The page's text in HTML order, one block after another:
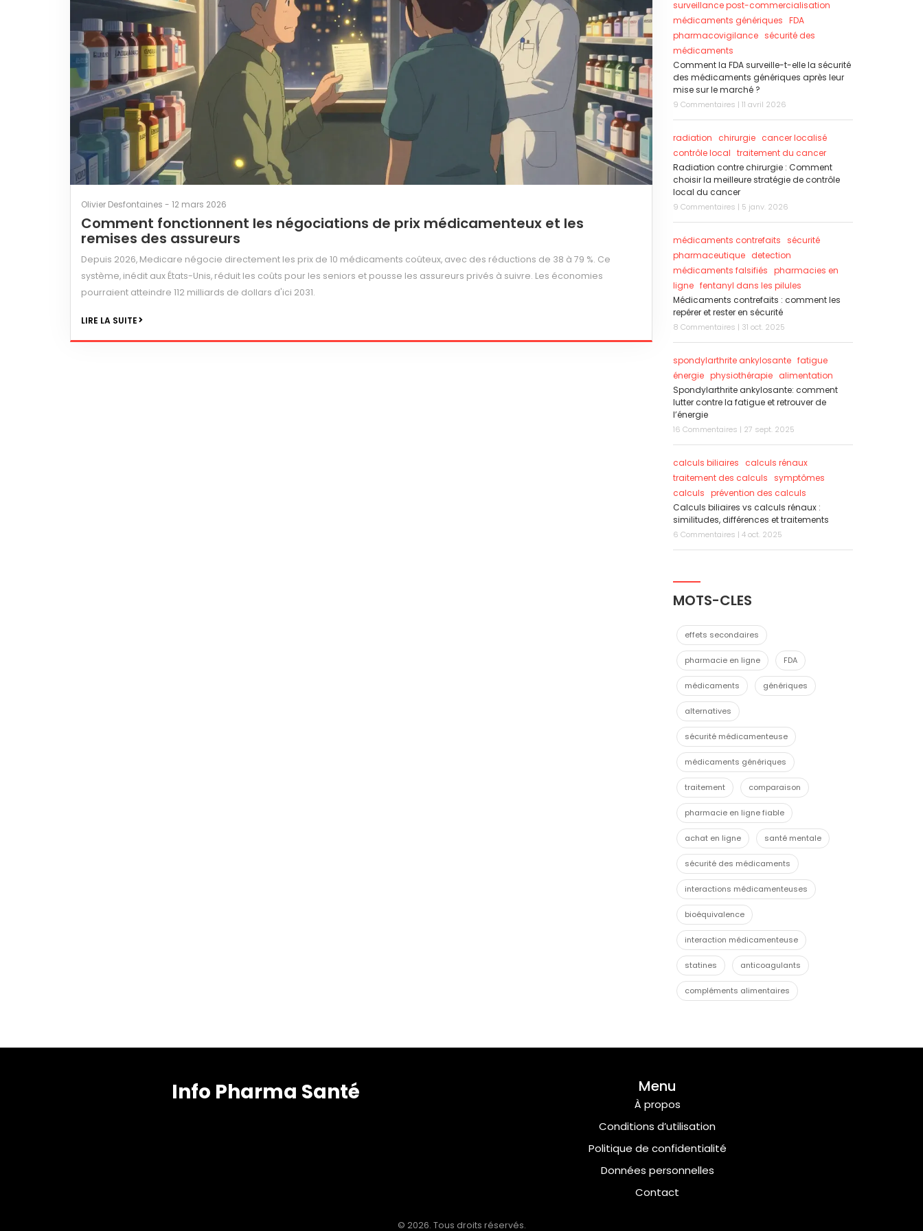
Olivier Desfontaines - 12 mars 2026
Comment fonctionnent les négociations de prix médicamenteux et les
remises des assureurs
Depuis 2026, Medicare négocie directement les prix de 10 médicaments coûteux, avec des réductions de 38 à 79 %. Ce
système, inédit aux États-Unis, réduit les coûts pour les seniors et pousse les assureurs privés à suivre. Les économies
pourraient atteindre 112 milliards de dollars d'ici 2031.
LIRE LA SUITE
surveillance post-commercialisation
médicaments génériques FDA
pharmacovigilance sécurité des
médicaments
Comment la FDA surveille-t-elle la sécurité
des médicaments génériques après leur
mise sur le marché ?
9 Commentaires | 11 avril 2026
radiation chirurgie
cancer localisé
contrôle local traitement du cancer
Radiation contre chirurgie : Comment
choisir la meilleure stratégie de contrôle
local du cancer
9 Commentaires | 5 janv. 2026
médicaments contrefaits sécurité
pharmaceutique
detection
médicaments falsifiés pharmacies en
ligne fentanyl dans les pilules
Médicaments contrefaits : comment les
repérer et rester en sécurité
8 Commentaires | 31 oct. 2025
spondylarthrite ankylosante fatigue
énergie physiothérapie
alimentation
Spondylarthrite ankylosante: comment
lutter contre la fatigue et retrouver de
l’énergie
16 Commentaires | 27 sept. 2025
calculs biliaires
calculs rénaux
traitement des calculs symptômes
calculs prévention des calculs
Calculs biliaires vs calculs rénaux :
similitudes, différences et traitements
6 Commentaires | 4 oct. 2025
MOTS-CLES
effets secondaires
pharmacie en ligne FDA
médicaments génériques
alternatives
sécurité médicamenteuse
médicaments génériques
traitement comparaison
pharmacie en ligne fiable
achat en ligne santé mentale
sécurité des médicaments
interactions médicamenteuses
bioéquivalence
interaction médicamenteuse
statines anticoagulants
compléments alimentaires
Info Pharma Santé Menu
À propos
Conditions d’utilisation
Politique de confidentialité
Données personnelles
Contact
© 2026. Tous droits réservés.